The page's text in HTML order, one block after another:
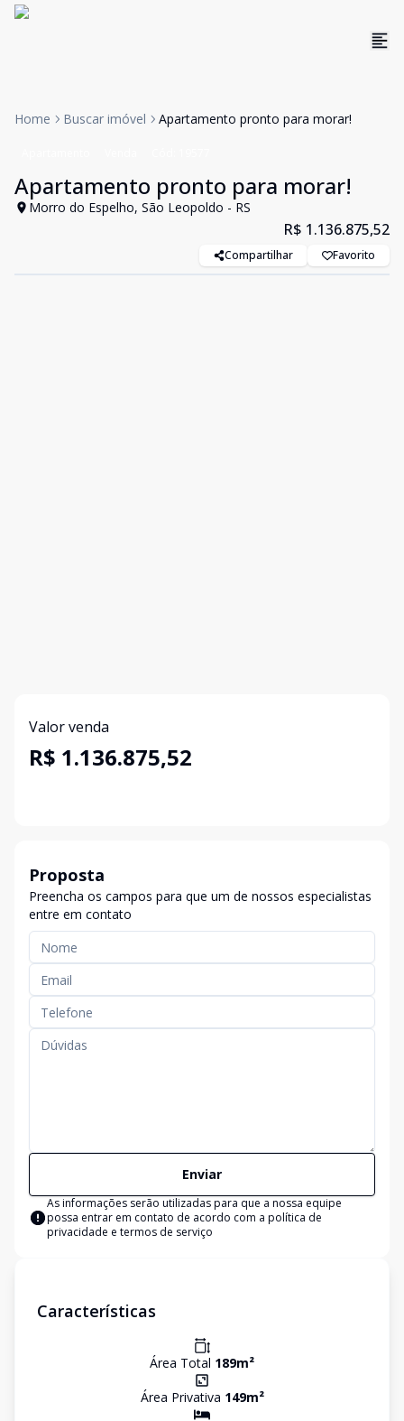
Home Buscar imóvel Apartamento pronto para morar!
Apartamento pronto para morar!
Morro do Espelho, São Leopoldo - RS
R$ 1.136.875,52
Compartilhar Favorito
Valor venda
R$ 1.136.875,52
Proposta
Preencha os campos para que um de nossos especialistas
entre em contato
Enviar
As informações serão utilizadas para que a nossa equipe
possa entrar em contato de acordo com a política de
privacidade e termos de serviço
Características
Área Total 189m²
Área Privativa 149m²